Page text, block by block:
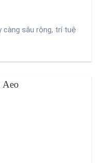
càng sâu rộng, trí tuệ